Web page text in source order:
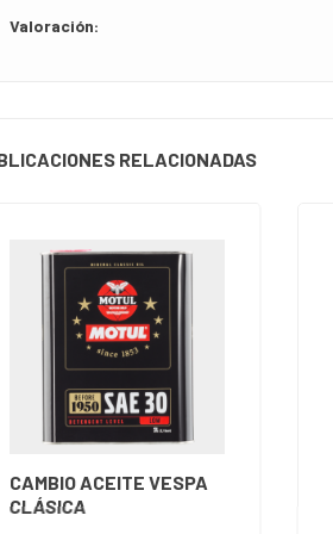
Valoración:
RELACIONADAS
CAMBIO ACEITE VESPA
CLÁSICA